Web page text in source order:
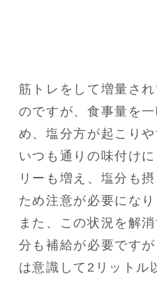
筋トレをして増量さ
のですが、食事量を
め、塩分方が起こり
いつも通りの味付け
リーも増え、塩分も
ため注意が必要になり
また、この状況を解
分も補給が必要です
は意識して2リットル